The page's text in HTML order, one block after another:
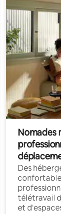
Nomades
déplacement
Des
confortables
professionnels
télétravail
et d'espaces